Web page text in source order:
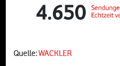
Quelle:WACKLER